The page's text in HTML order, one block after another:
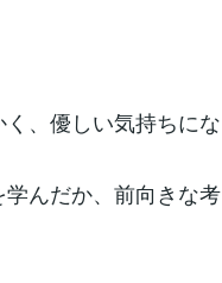
、優しい気持ちにな
んだか、前向きな考